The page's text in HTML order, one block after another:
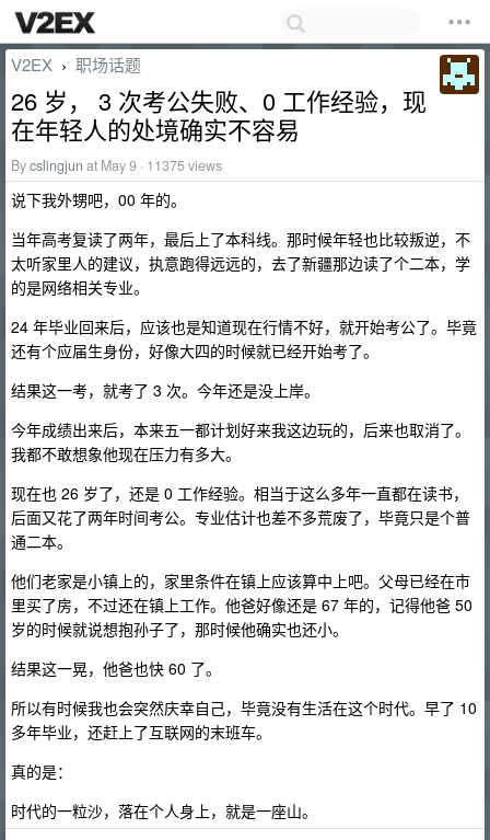
V2EX › 职场话题
26 岁， 3 次考公失败、0 工作经验，现
在年轻人的处境确实不容易
Bycslingjun at May 9 · 11375 views
说下我外甥吧，00 年的。
当年高考复读了两年，最后上了本科线。那时候年轻也比较叛逆，不
太听家里人的建议，执意跑得远远的，去了新疆那边读了个二本，学
的是网络相关专业。
24 年毕业回来后，应该也是知道现在行情不好，就开始考公了。毕竟
还有个应届生身份，好像大四的时候就已经开始考了。
结果这一考，就考了 3 次。今年还是没上岸。
今年成绩出来后，本来五一都计划好来我这边玩的，后来也取消了。
我都不敢想象他现在压力有多大。
现在也 26 岁了，还是 0 工作经验。相当于这么多年一直都在读书，
后面又花了两年时间考公。专业估计也差不多荒废了，毕竟只是个普
通二本。
他们老家是小镇上的，家里条件在镇上应该算中上吧。父母已经在市
里买了房，不过还在镇上工作。他爸好像还是 67 年的，记得他爸 50
岁的时候就说想抱孙子了，那时候他确实也还小。
结果这一晃，他爸也快 60 了。
所以有时候我也会突然庆幸自己，毕竟没有生活在这个时代。早了 10
多年毕业，还赶上了互联网的末班车。
真的是：
时代的一粒沙，落在个人身上，就是一座山。